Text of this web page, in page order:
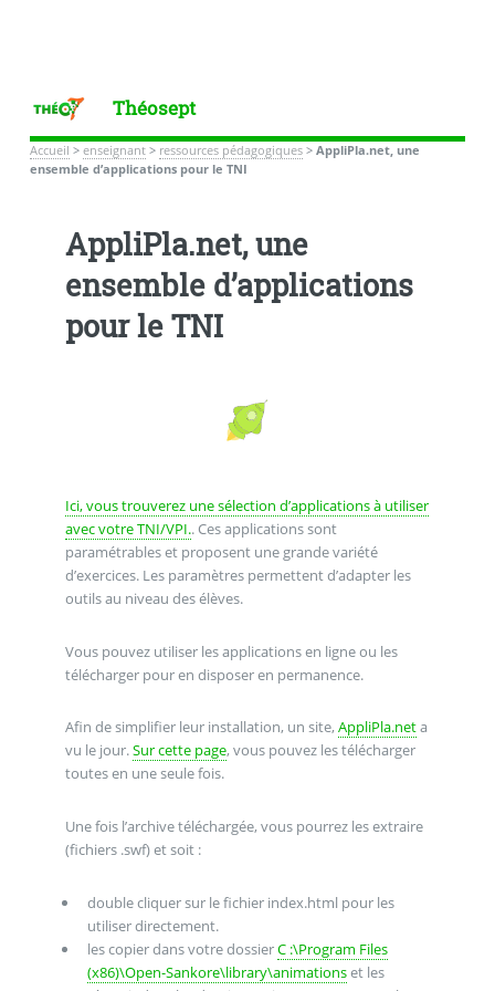
Théosept
Accueil > enseignant> ressources pédagogiques> AppliPla.net, une
ensemble d’applications pour le TNI
AppliPla.net, une
ensemble d’applications
pour le TNI
Ici, vous trouverez une sélection d’applications à utiliser
avec votre TNI/VPI.. Ces applications sont
paramétrables et proposent une grande variété
d’exercices. Les paramètres permettent d’adapter les
outils au niveau des élèves.
Vous pouvez utiliser les applications en ligne ou les
télécharger pour en disposer en permanence.
Afin de simplifier leur installation, un site, AppliPla.neta
vu le jour.Sur cette page, vous pouvez les télécharger
toutes en une seule fois.
Une fois l’archive téléchargée, vous pourrez les extraire
(fichiers .swf) et soit :
double cliquer sur le fichier index.html pour les
utiliser directement.
les copier dans votre dossierC :\Program Files
(x86)\Open-Sankore\library\animationset les